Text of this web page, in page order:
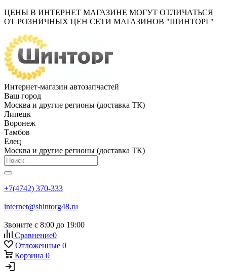
ЦЕНЫ В ИНТЕРНЕТ МАГАЗИНЕ МОГУТ ОТЛИЧАТЬСЯ
ОТ РОЗНИЧНЫХ ЦЕН СЕТИ МАГАЗИНОВ "ШИНТОРГ"
Интернет-магазин автозапчастей
Ваш город
Москва и другие регионы (доставка ТК)
Липецк
Воронеж
Тамбов
Елец
Москва и другие регионы (доставка ТК)
+7(4742) 370-333
internet@shintorg48.ru
Звоните с 8:00 до 19:00
Сравнение0
Отложенные 0
Корзина 0